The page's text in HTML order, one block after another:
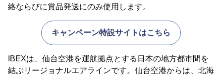
絡ならびに賞品発送にのみ使用します。
キャンペーン特設サイトはこちら
IBEXは、仙台空港を運航拠点とする日本の地方都市間を
結ぶリージョナルエアラインです。仙台空港からは、北海